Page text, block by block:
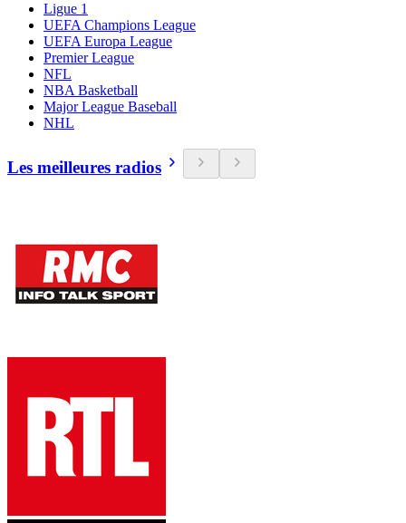
Ligue 1
UEFA Champions League
UEFA Europa League
Premier League
NFL
NBA Basketball
Major League Baseball
NHL
Les meilleures radios